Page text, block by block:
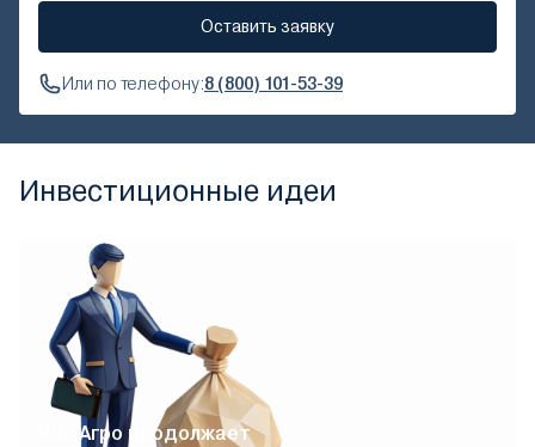
Оставить заявку
Или по телефону:8 (800) 101-53-39
Инвестиционные идеи
ФосАгро продолжает